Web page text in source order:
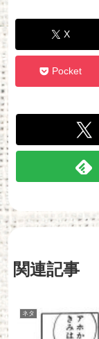
X
Pocket
関連記事
ネタ